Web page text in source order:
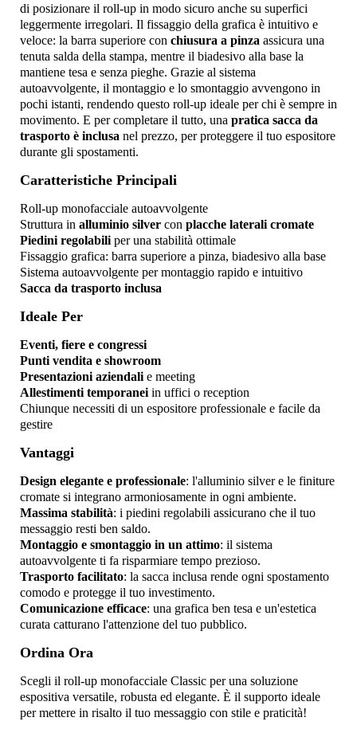
di posizionare il roll-up in modo sicuro anche su superfici
leggermente irregolari. Il fissaggio della grafica è intuitivo e
veloce: la barra superiore con chiusura a pinza assicura una
tenuta salda della stampa, mentre il biadesivo alla base la
mantiene tesa e senza pieghe. Grazie al sistema
autoavvolgente, il montaggio e lo smontaggio avvengono in
pochi istanti, rendendo questo roll-up ideale per chi è sempre in
movimento. E per completare il tutto, una pratica sacca da
trasporto è inclusa nel prezzo, per proteggere il tuo espositore
durante gli spostamenti.
Caratteristiche Principali
Roll-up monofacciale autoavvolgente
Struttura in alluminio silver con placche laterali cromate
Piedini regolabili per una stabilità ottimale
Fissaggio grafica: barra superiore a pinza, biadesivo alla base
Sistema autoavvolgente per montaggio rapido e intuitivo
Sacca da trasporto inclusa
Ideale Per
Eventi, fiere e congressi
Punti vendita e showroom
Presentazioni aziendali e meeting
Allestimenti temporanei in uffici o reception
Chiunque necessiti di un espositore professionale e facile da
gestire
Vantaggi
Design elegante e professionale: l'alluminio silver e le finiture
cromate si integrano armoniosamente in ogni ambiente.
Massima stabilità: i piedini regolabili assicurano che il tuo
messaggio resti ben saldo.
Montaggio e smontaggio in un attimo: il sistema
autoavvolgente ti fa risparmiare tempo prezioso.
Trasporto facilitato: la sacca inclusa rende ogni spostamento
comodo e protegge il tuo investimento.
Comunicazione efficace: una grafica ben tesa e un'estetica
curata catturano l'attenzione del tuo pubblico.
Ordina Ora
Scegli il roll-up monofacciale Classic per una soluzione
espositiva versatile, robusta ed elegante. È il supporto ideale
per mettere in risalto il tuo messaggio con stile e praticità!